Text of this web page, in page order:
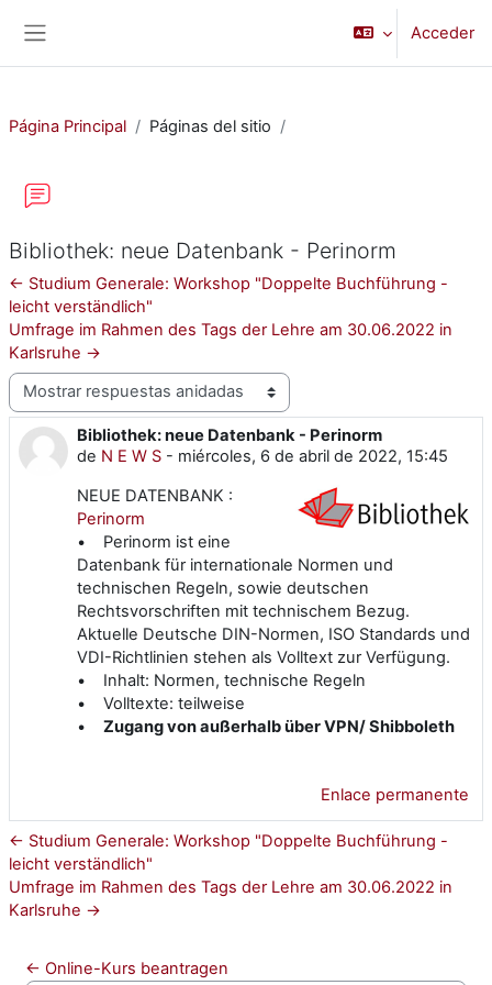
Acceder
Página Principal Páginas del sitio
Bibliothek: neue Datenbank - Perinorm
← Studium Generale: Workshop "Doppelte Buchführung -
leicht verständlich"
Umfrage im Rahmen des Tags der Lehre am 30.06.2022 in
Karlsruhe →
Mostrar modo
Bibliothek: neue Datenbank - Perinorm
de N E W S - miércoles, 6 de abril de 2022, 15:45
Número de respuestas: 0
NEUE DATENBANK :
Perinorm
• Perinorm ist eine
Datenbank für internationale Normen und
technischen Regeln, sowie deutschen
Rechtsvorschriften mit technischem Bezug.
Aktuelle Deutsche DIN-Normen, ISO Standards und
VDI-Richtlinien stehen als Volltext zur Verfügung.
• Inhalt: Normen, technische Regeln
• Volltexte: teilweise
• Zugang von außerhalb über VPN/ Shibboleth
Enlace permanente
← Studium Generale: Workshop "Doppelte Buchführung -
leicht verständlich"
Umfrage im Rahmen des Tags der Lehre am 30.06.2022 in
Karlsruhe →
← Online-Kurs beantragen